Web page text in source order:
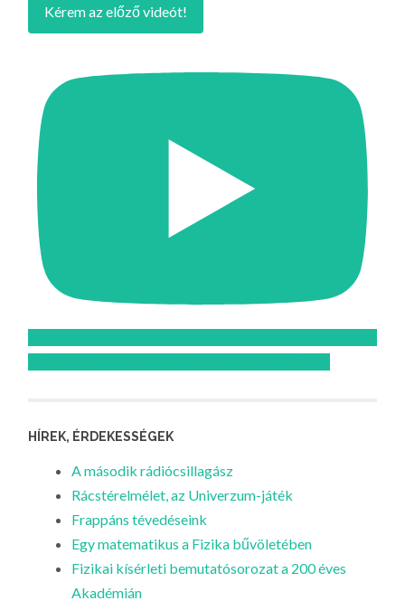
Kérem az előző videót!
HÍREK, ÉRDEKESSÉGEK
A második rádiócsillagász
Rácstérelmélet, az Univerzum-játék
Frappáns tévedéseink
Egy matematikus a Fizika bűvöletében
Fizikai kísérleti bemutatósorozat a 200 éves
Akadémián